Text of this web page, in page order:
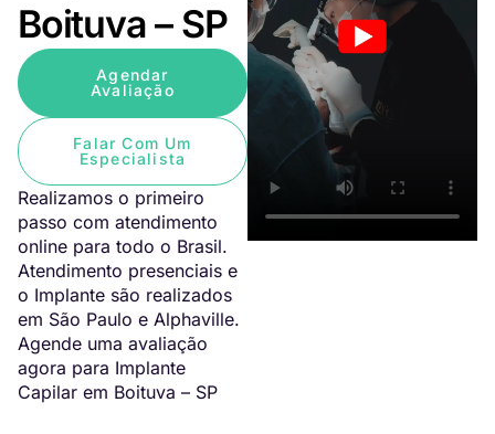
Boituva – SP
Agendar
Avaliação
Falar Com Um
Especialista
Realizamos o primeiro
passo com atendimento
online para todo o Brasil.
Atendimento presenciais e
o Implante são realizados
em São Paulo e Alphaville.
Agende uma avaliação
agora para Implante
Capilar em Boituva – SP